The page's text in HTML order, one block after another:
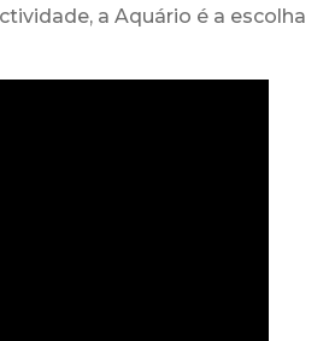
a Aquário é a escolha